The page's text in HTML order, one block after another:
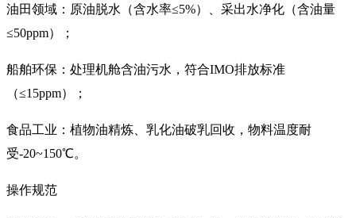
油田领域：原油脱水（含水率≤5%）、采出水净化（含油量
≤50ppm）；
船舶环保：处理机舱含油污水，符合IMO排放标准
（≤15ppm）；
食品工业：植物油精炼、乳化油破乳回收，物料温度耐
受-20~150℃。
操作规范